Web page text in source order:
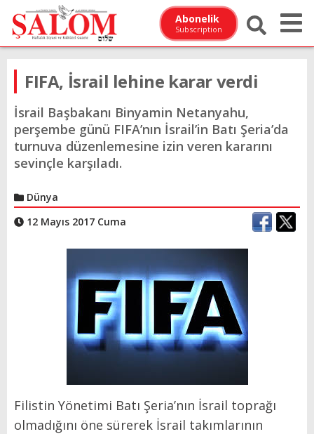
Abonelik
Subscription
FIFA, İsrail lehine karar verdi
İsrail Başbakanı Binyamin Netanyahu,
perşembe günü FIFA’nın İsrail’in Batı Şeria’da
turnuva düzenlemesine izin veren kararını
sevinçle karşıladı.
Dünya
12 Mayıs 2017 Cuma
Filistin Yönetimi Batı Şeria’nın İsrail toprağı
olmadığını öne sürerek İsrail takımlarının